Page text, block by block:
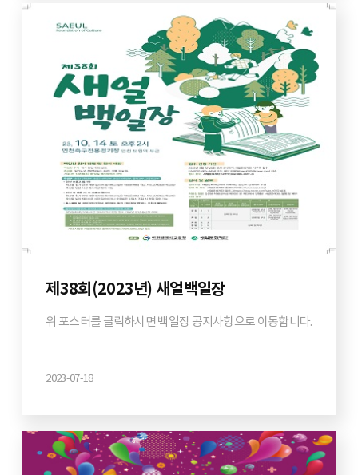
제38회(2023년) 새얼백일장
위 포스터를 클릭하시면 백일장 공지사항으로 이동합니다.
2023-07-18